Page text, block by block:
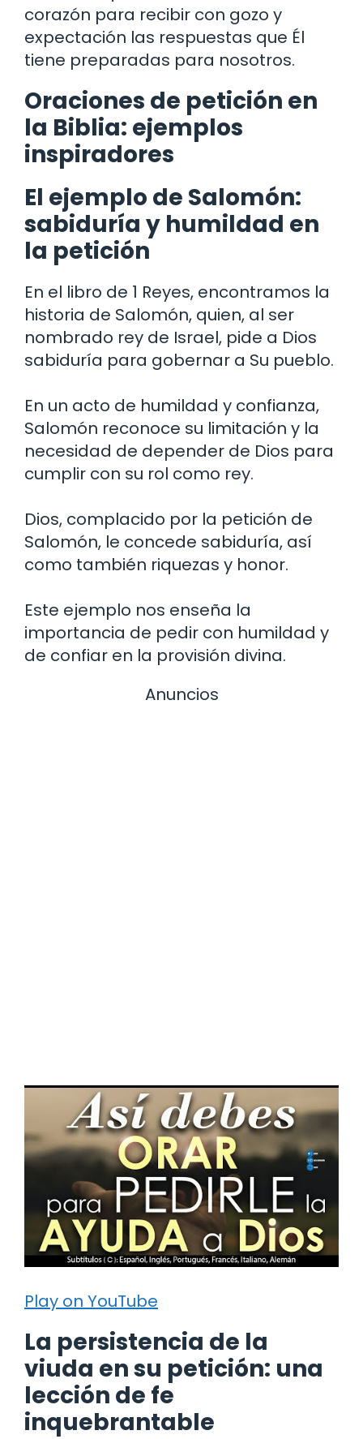
corazón para recibir con gozo y
expectación las respuestas que Él
tiene preparadas para nosotros.
Oraciones de petición en
la Biblia: ejemplos
inspiradores
El ejemplo de Salomón:
sabiduría y humildad en
la petición
En el libro de 1 Reyes, encontramos la
historia de Salomón, quien, al ser
nombrado rey de Israel, pide a Dios
sabiduría para gobernar a Su pueblo.
En un acto de humildad y confianza,
Salomón reconoce su limitación y la
necesidad de depender de Dios para
cumplir con su rol como rey.
Dios, complacido por la petición de
Salomón, le concede sabiduría, así
como también riquezas y honor.
Este ejemplo nos enseña la
importancia de pedir con humildad y
de confiar en la provisión divina.
Anuncios
Play on YouTube
La persistencia de la
viuda en su petición: una
lección de fe
inquebrantable